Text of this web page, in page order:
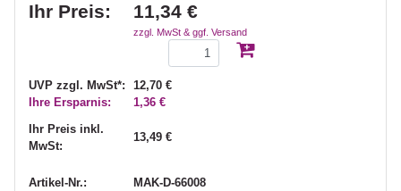
Ihr Preis: 11,34 €
zzgl. MwSt & ggf. Versand
UVP zzgl. MwSt*:
12,70 €
Ihre Ersparnis:
1,36 €
Ihr Preis inkl.
MwSt:
13,49 €
Artikel-Nr.:
MAK-D-66008